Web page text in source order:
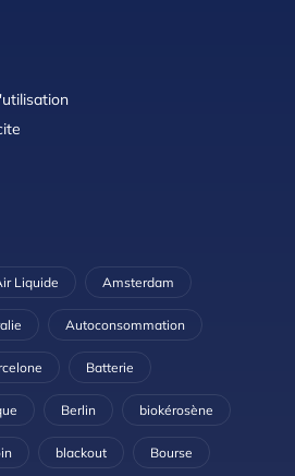
Liquide Amsterdam
Autoconsommation
Batterie
Berlin biokérosène
blackout Bourse